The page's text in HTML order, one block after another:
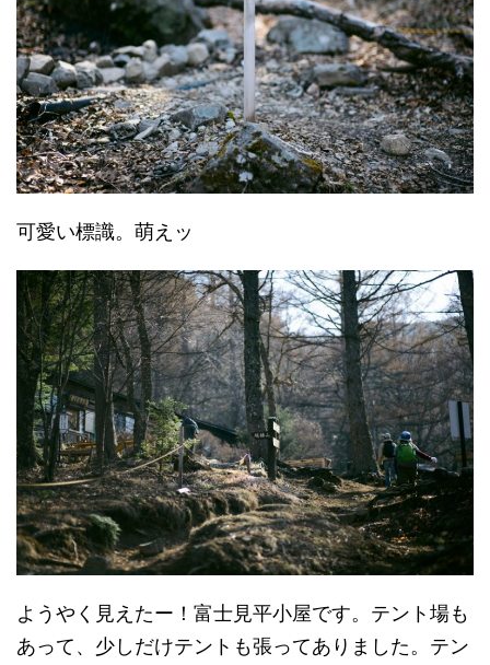
可愛い標識。萌えッ
ようやく見えたー！富士見平小屋です。テント場も
あって、少しだけテントも張ってありました。テン